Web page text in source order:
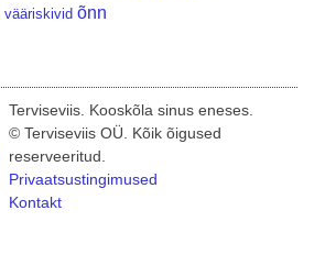
vääriskivid õnn
Terviseviis. Kooskõla sinus eneses.
© Terviseviis OÜ. Kõik õigused
reserveeritud.
Privaatsustingimused
Kontakt